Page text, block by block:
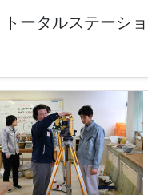
ータルステーシ